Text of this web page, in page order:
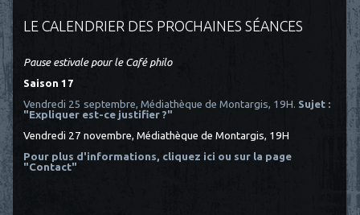
LE CALENDRIER DES PROCHAINES SÉANCES
Pause estivale pour le Café philo
Saison 17
Vendredi 25 septembre, Médiathèque de Montargis, 19H. Sujet :
"Expliquer est-ce justifier ?"
Vendredi 27 novembre, Médiathèque de Montargis, 19H
Pour plus d'informations, cliquez ici ou sur la page
"Contact"